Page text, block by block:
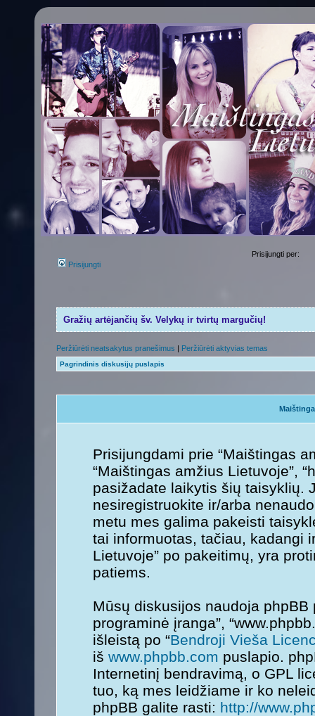
Prisijungti
Prisijungti per:
Gražių artėjančių šv. Velykų ir tvirtų margučių!
Peržiūrėti neatsakytus pranešimus | Peržiūrėti aktyvias temas
Pagrindinis diskusijų puslapis
Prisijungdami prie “Maištingas
“Maištingas amžius Lietuvoje”,
pasižadate laikytis šių taisyklių.
nesiregistruokite ir/arba
metu mes galima pakeisti
tai informuotas, tačiau, kadangi
Lietuvoje” po pakeitimų, yra
patiems.
Mūsų diskusijos naudoja phpBB
programinė įranga”,
išleistą po “Bendroji Vieša
iš www.phpbb.com puslapio.
Internetinį bendravimą, o GPL
tuo, ką mes leidžiame ir ko
phpBB galite rasti: http://